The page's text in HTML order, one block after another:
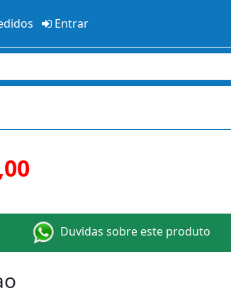
Entrar
Duvidas sobre este produto